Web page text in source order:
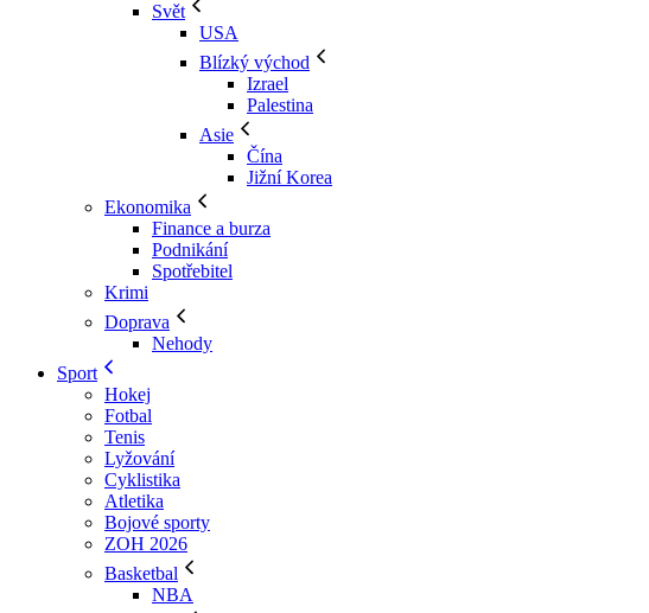
Svět
USA
Blízký východ
Izrael
Palestina
Asie
Čína
Jižní Korea
Ekonomika
Finance a burza
Podnikání
Spotřebitel
Krimi
Doprava
Nehody
Sport
Hokej
Fotbal
Tenis
Lyžování
Cyklistika
Atletika
Bojové sporty
ZOH 2026
Basketbal
NBA